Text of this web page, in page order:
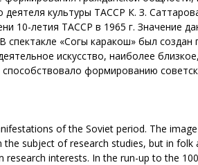
культуры ТАССР К. З.
10-летия ТАССР в 1965 г. Значение
«Соңгы каракош» был
искусство, наиболее
формированию
of the Soviet period. The
subject of research studies, but in
research interests. In the run-up to the 100